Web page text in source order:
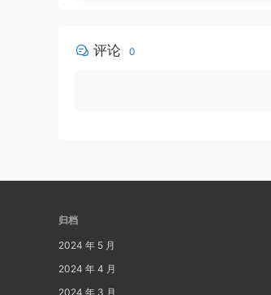
评论 0
归档
2024 年 5 月
2024 年 4 月
2024 年 3 月